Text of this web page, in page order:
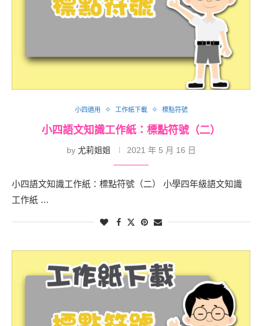
小四適用 工作紙下載 標點符號
小四語文知識工作紙：標點符號（二）
by 尤莉姐姐 2021 年 5 月 16 日
小四語文知識工作紙：標點符號（二） 小學四年級語文知識
工作紙 …